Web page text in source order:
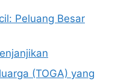
Peluang Besar
(TOGA) yang